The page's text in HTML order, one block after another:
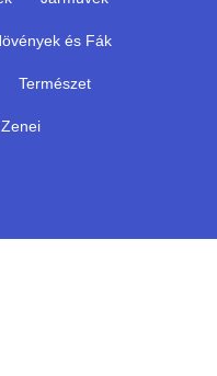
és Fák
Természet
Zenei